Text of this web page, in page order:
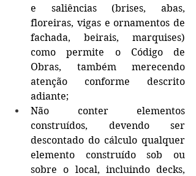
e saliências (brises, abas,
floreiras, vigas e ornamentos de
fachada, beirais, marquises)
como permite o Código de
Obras, também merecendo
atenção conforme descrito
adiante;
Não conter elementos
construídos, devendo ser
descontado do cálculo qualquer
elemento construído sob ou
sobre o local, incluindo decks,